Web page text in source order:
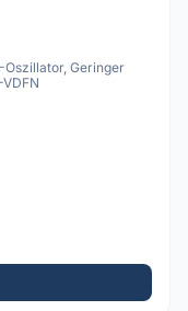
Geringer